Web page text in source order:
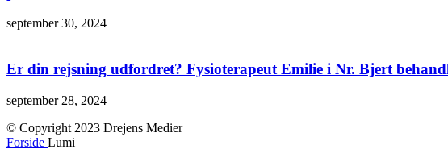
september 30, 2024
Er din rejsning udfordret? Fysioterapeut Emilie i Nr. Bjert
september 28, 2024
© Copyright 2023 Drejens Medier
Forside Lumi